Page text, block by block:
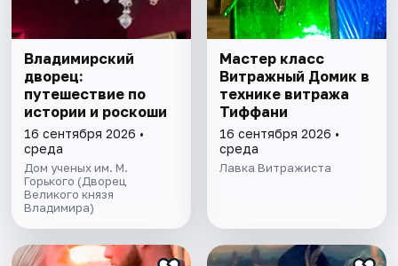
Владимирский
дворец:
путешествие по
истории и роскоши
16 сентября 2026 •
среда
Дом ученых им. М.
Горького (Дворец
Великого князя
Владимира)
Мастер класс
Витражный Домик в
технике витража
Тиффани
16 сентября 2026 •
среда
Лавка Витражиста